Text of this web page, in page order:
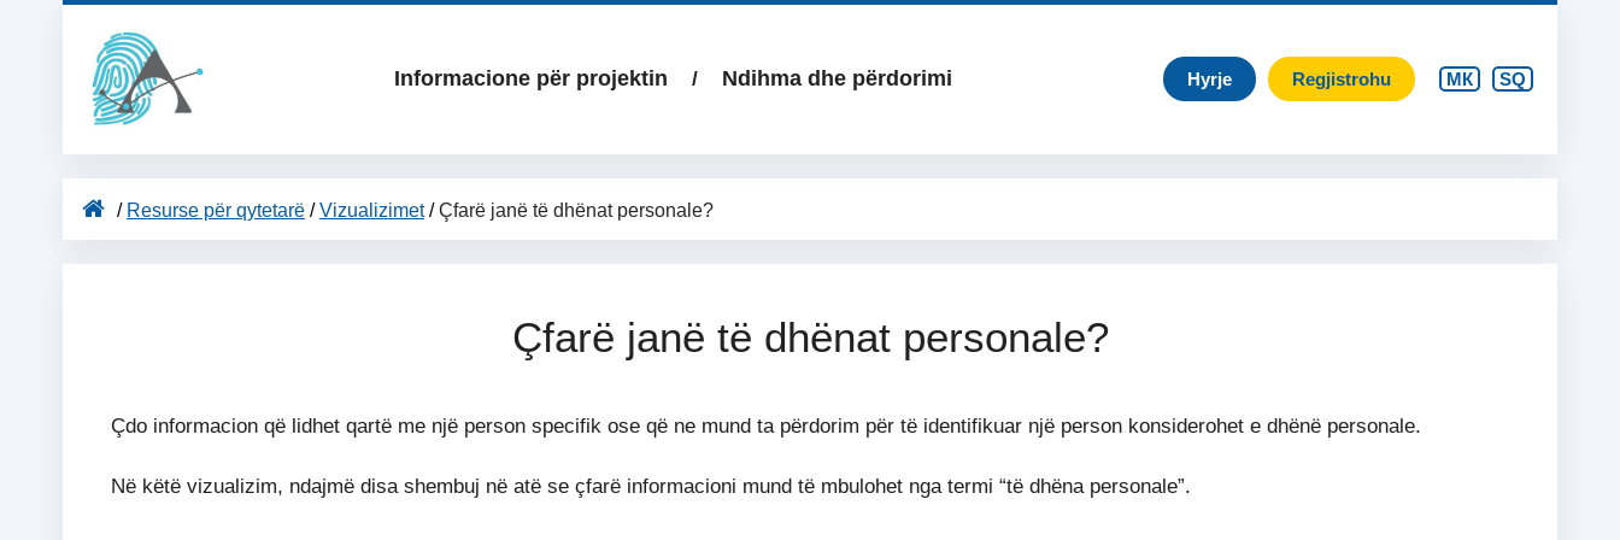
Informacione për projektin Ndihma dhe përdorimi Hyrje Regjistrohu МК SQ
/ Resurse për qytetarë / Vizualizimet / Çfarë janë të dhënat personale?
Çfarë janë të dhënat personale?
Çdo informacion që lidhet qartë me një person specifik ose që ne mund ta përdorim për të identifikuar një person konsiderohet e dhënë personale.
Në këtë vizualizim, ndajmë disa shembuj në atë se çfarë informacioni mund të mbulohet nga termi “të dhëna personale”.